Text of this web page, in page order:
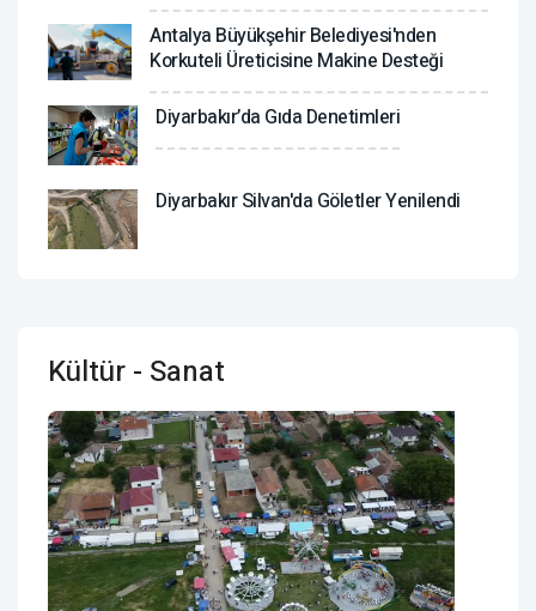
Antalya Büyükşehir Belediyesi'nden
Korkuteli Üreticisine Makine Desteği
Diyarbakır’da Gıda Denetimleri
Diyarbakır Silvan'da Göletler Yenilendi
Kültür - Sanat